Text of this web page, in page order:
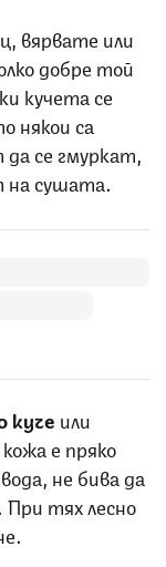
вярвате или
добре той
кучета се
някои са
се гмуркат,
на сушата.
куче или
кожа е пряко
не бива да
При тях лесно